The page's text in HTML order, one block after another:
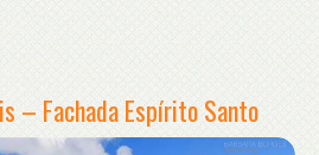
– Fachada Espírito Santo